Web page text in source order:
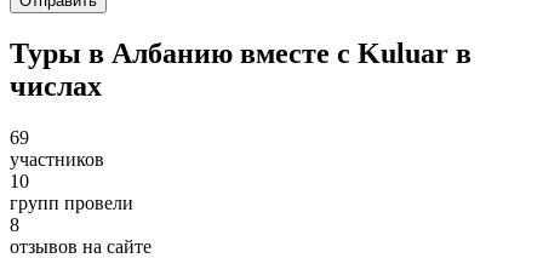
Туры в Албанию вместе с Kuluar в
числах
69
участников
10
групп провели
8
отзывов на сайте